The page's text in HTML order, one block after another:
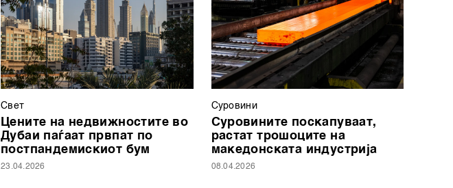
Свет
Цените на недвижностите во
Дубаи паѓаат првпат по
постпандемискиот бум
23.04.2026
Суровини
Суровините поскапуваат,
растат трошоците на
македонската индустрија
08.04.2026